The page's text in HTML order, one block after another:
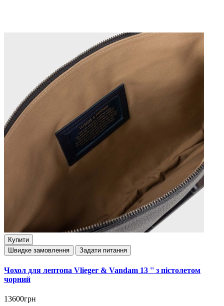
Купити
Швидке замовлення
Задати питання
Чохол для лептопа Vlieger & Vandam 13 '' з пістолетом
чорний
13600грн